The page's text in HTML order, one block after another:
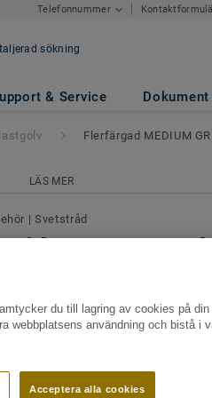
Telefonnummer
sökning
& Service Dokument
plastgolv
Flerfärgad MEDIUM
LÄS MER
|Svetstråd
- Homogena &
plastgolv innebär att man
du till lagring av cookies på
webbplatsens användning och bistå i
Acceptera alla cookies